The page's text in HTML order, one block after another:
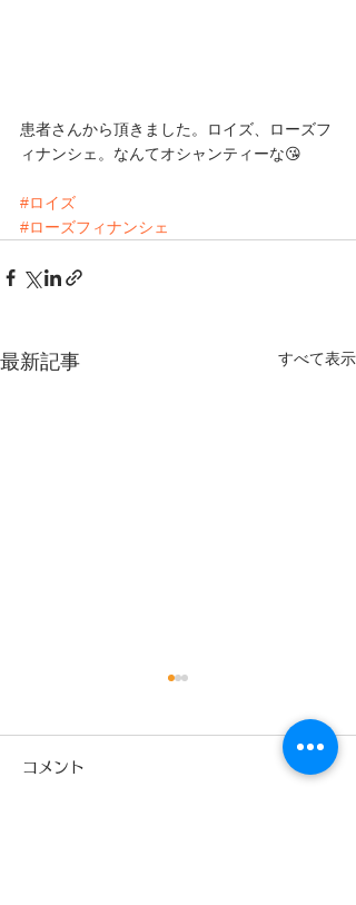
患者さんから頂きました。ロイズ、ローズフ
ィナンシェ。なんてオシャンティーな😘
#ロイズ
#ローズフィナンシェ
最新記事 すべて表示
コメント